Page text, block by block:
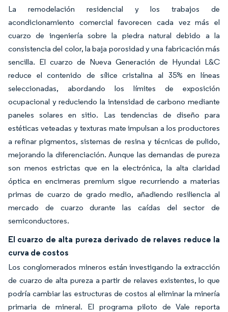
La remodelación residencial y los trabajos de
acondicionamiento comercial favorecen cada vez más el
cuarzo de ingeniería sobre la piedra natural debido a la
consistencia del color, la baja porosidad y una fabricación más
sencilla. El cuarzo de Nueva Generación de Hyundai L&C
reduce el contenido de sílice cristalina al 35% en líneas
seleccionadas, abordando los límites de exposición
ocupacional y reduciendo la intensidad de carbono mediante
paneles solares en sitio. Las tendencias de diseño para
estéticas veteadas y texturas mate impulsan a los productores
a refinar pigmentos, sistemas de resina y técnicas de pulido,
mejorando la diferenciación. Aunque las demandas de pureza
son menos estrictas que en la electrónica, la alta claridad
óptica en encimeras premium sigue recurriendo a materias
primas de cuarzo de grado medio, añadiendo resiliencia al
mercado de cuarzo durante las caídas del sector de
semiconductores.
El cuarzo de alta pureza derivado de relaves reduce la
curva de costos
Los conglomerados mineros están investigando la extracción
de cuarzo de alta pureza a partir de relaves existentes, lo que
podría cambiar las estructuras de costos al eliminar la minería
primaria de mineral. El programa piloto de Vale reporta